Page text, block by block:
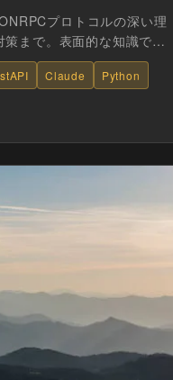
プロトコルの深い理
まで。表面的な知識では
Claude Python